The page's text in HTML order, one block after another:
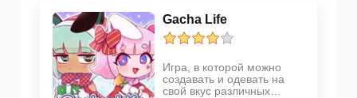
Gacha Life
Игра, в которой можно
создавать и одевать на
свой вкус различных